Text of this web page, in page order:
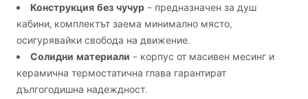
Конструкция без чучур – предназначен за душ
кабини, комплектът заема минимално място,
осигурявайки свобода на движение.
Солидни материали – корпус от масивен месинг и
керамична термостатична глава гарантират
дългогодишна надеждност.